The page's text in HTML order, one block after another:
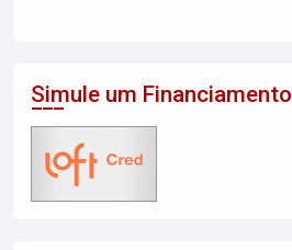
Simule um Financiamento